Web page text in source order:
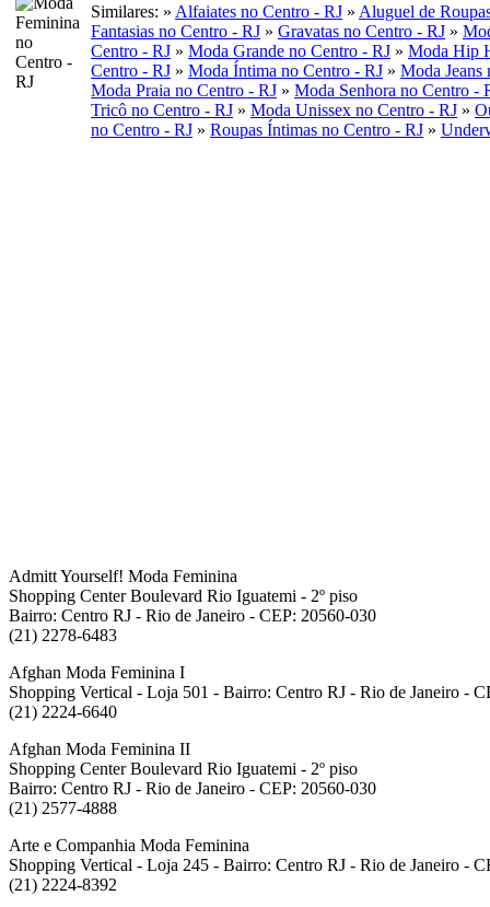
Similares: » Alfaiates no Centro - RJ » Aluguel de
Fantasias no Centro - RJ » Gravatas no Centro - RJ »
Centro - RJ » Moda Grande no Centro - RJ » Moda Hip
Centro - RJ » Moda Íntima no Centro - RJ » Moda Jeans
Moda Praia no Centro - RJ » Moda Senhora no Centro -
Tricô no Centro - RJ » Moda Unissex no Centro - RJ »
no Centro - RJ » Roupas Íntimas no Centro - RJ »
Admitt Yourself! Moda Feminina
Shopping Center Boulevard Rio Iguatemi - 2º piso
Bairro: Centro RJ - Rio de Janeiro - CEP: 20560-030
(21) 2278-6483
Afghan Moda Feminina I
Shopping Vertical - Loja 501 - Bairro: Centro RJ - Rio de Janeiro -
(21) 2224-6640
Afghan Moda Feminina II
Shopping Center Boulevard Rio Iguatemi - 2º piso
Bairro: Centro RJ - Rio de Janeiro - CEP: 20560-030
(21) 2577-4888
Arte e Companhia Moda Feminina
Shopping Vertical - Loja 245 - Bairro: Centro RJ - Rio de Janeiro -
(21) 2224-8392